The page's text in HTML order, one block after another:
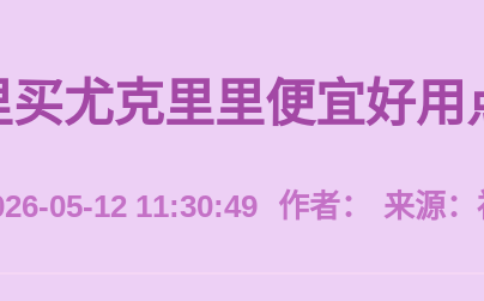
尤克里里便宜好用
05-12 11:30:49 作者： 来源：